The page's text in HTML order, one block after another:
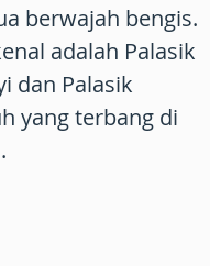
berwajah bengis.
adalah Palasik
dan Palasik
yang terbang di